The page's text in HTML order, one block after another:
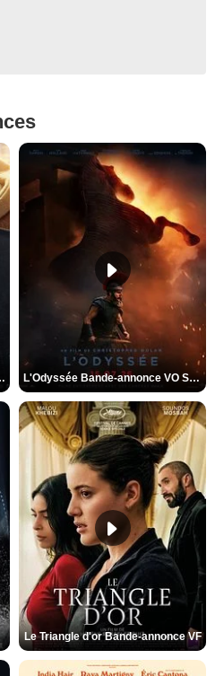
VO STFR L'Odyssée Bande-annonce VO STFR
Le Triangle d'or Bande-annonce VF